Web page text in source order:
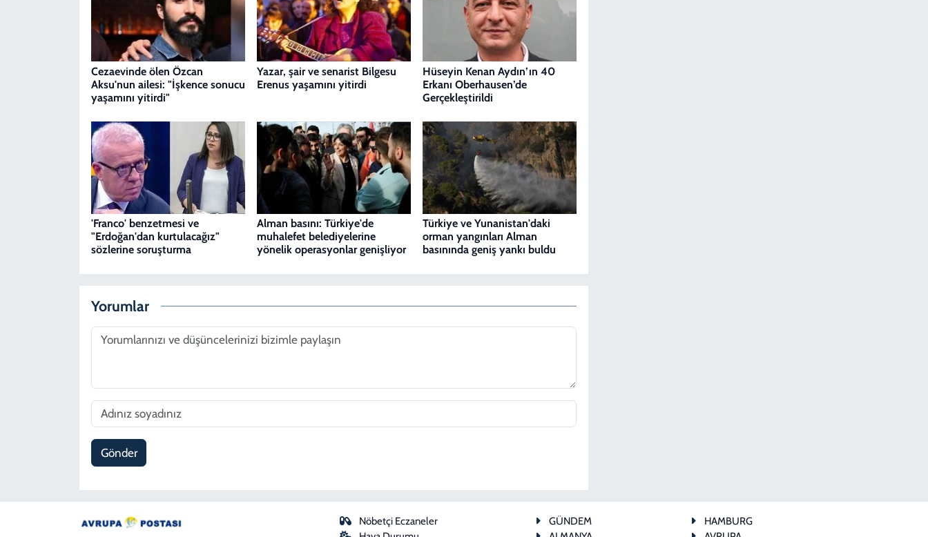
Cezaevinde ölen Özcan
Aksu'nun ailesi: "İşkence sonucu
yaşamını yitirdi"
Yazar, şair ve senarist Bilgesu
Erenus yaşamını yitirdi
Hüseyin Kenan Aydın’ın 40
Erkanı Oberhausen’de
Gerçekleştirildi
'Franco' benzetmesi ve
"Erdoğan'dan kurtulacağız"
sözlerine soruşturma
Alman basını: Türkiye'de
muhalefet belediyelerine
yönelik operasyonlar genişliyor
Türkiye ve Yunanistan'daki
orman yangınları Alman
basınında geniş yankı buldu
Yorumlar
Gönder
Nöbetçi Eczaneler
GÜNDEM
HAMBURG